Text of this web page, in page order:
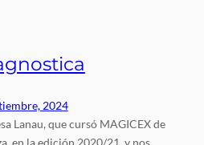
2024
Lanau, que cursó MAGICEX de
en la edición 2020/21, y nos